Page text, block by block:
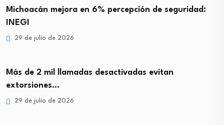
Michoacán mejora en 6% percepción de seguridad:
INEGI
29 de julio de 2026
Más de 2 mil llamadas desactivadas evitan
extorsiones…
29 de julio de 2026